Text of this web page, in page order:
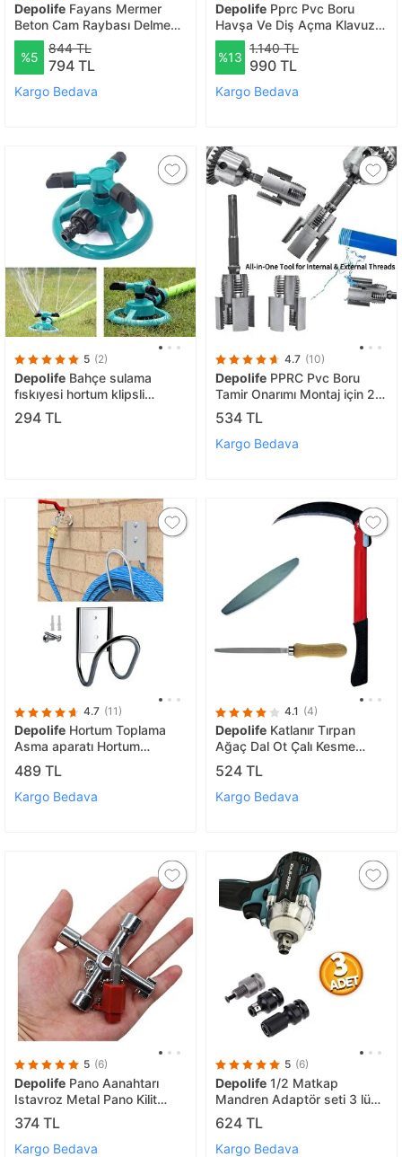
Depolife Fayans Mermer
Beton Cam Raybası Delme
Taç Elmas Pah Kırma Freze
Uçları Delik Testeresi
Frezeleme
%5
844 TL
794 TL
Kargo Bedava
Depolife Pprc Pvc Boru
Havşa Ve Diş Açma Klavuz
Seti 20mm 25mm 32mm
Pafta Kılavuz Diş Açma 6'lı
Pah
%13
1.140 TL
990 TL
Kargo Bedava
5 (2)
Depolife Bahçe sulama
fıskıyesi hortum klipsli
yağmurlama fiskiyesi 360
derece döner başlık ayarlanır
294 TL
4.7 (10)
Depolife PPRC Pvc Boru
Tamir Onarımı Montaj için 2
Parça pafta Diş Açma Seti
Tesisatcı Havşa Rayba
Klavuz Tamir Seti
534 TL
Kargo Bedava
4.7 (11)
Depolife Hortum Toplama
Asma aparatı Hortum
Dolama Sarma Askı Aparatı
Duvar Montajlı Metal
489 TL
Kargo Bedava
4.1 (4)
Depolife Katlanır Tırpan
Ağaç Dal Ot Çalı Kesme
Budama Orak Ve Tırpan Taşı
Eğe Bileme Seti 3 Parça
Bahçe Seti
524 TL
Kargo Bedava
5 (6)
Depolife Pano Aanahtarı
Istavroz Metal Pano Kilit
Anahtarı Extra Bits Uçlu
Elektrik Kumanda Dolabı
Fonksiyonlu
374 TL
Kargo Bedava
5 (6)
Depolife 1/2 Matkap
Mandren Adaptör seti 3 lü
Somun Sökme Makinesini
Hex Bits vidalamaya
Dönüştürme aparat
624 TL
Kargo Bedava